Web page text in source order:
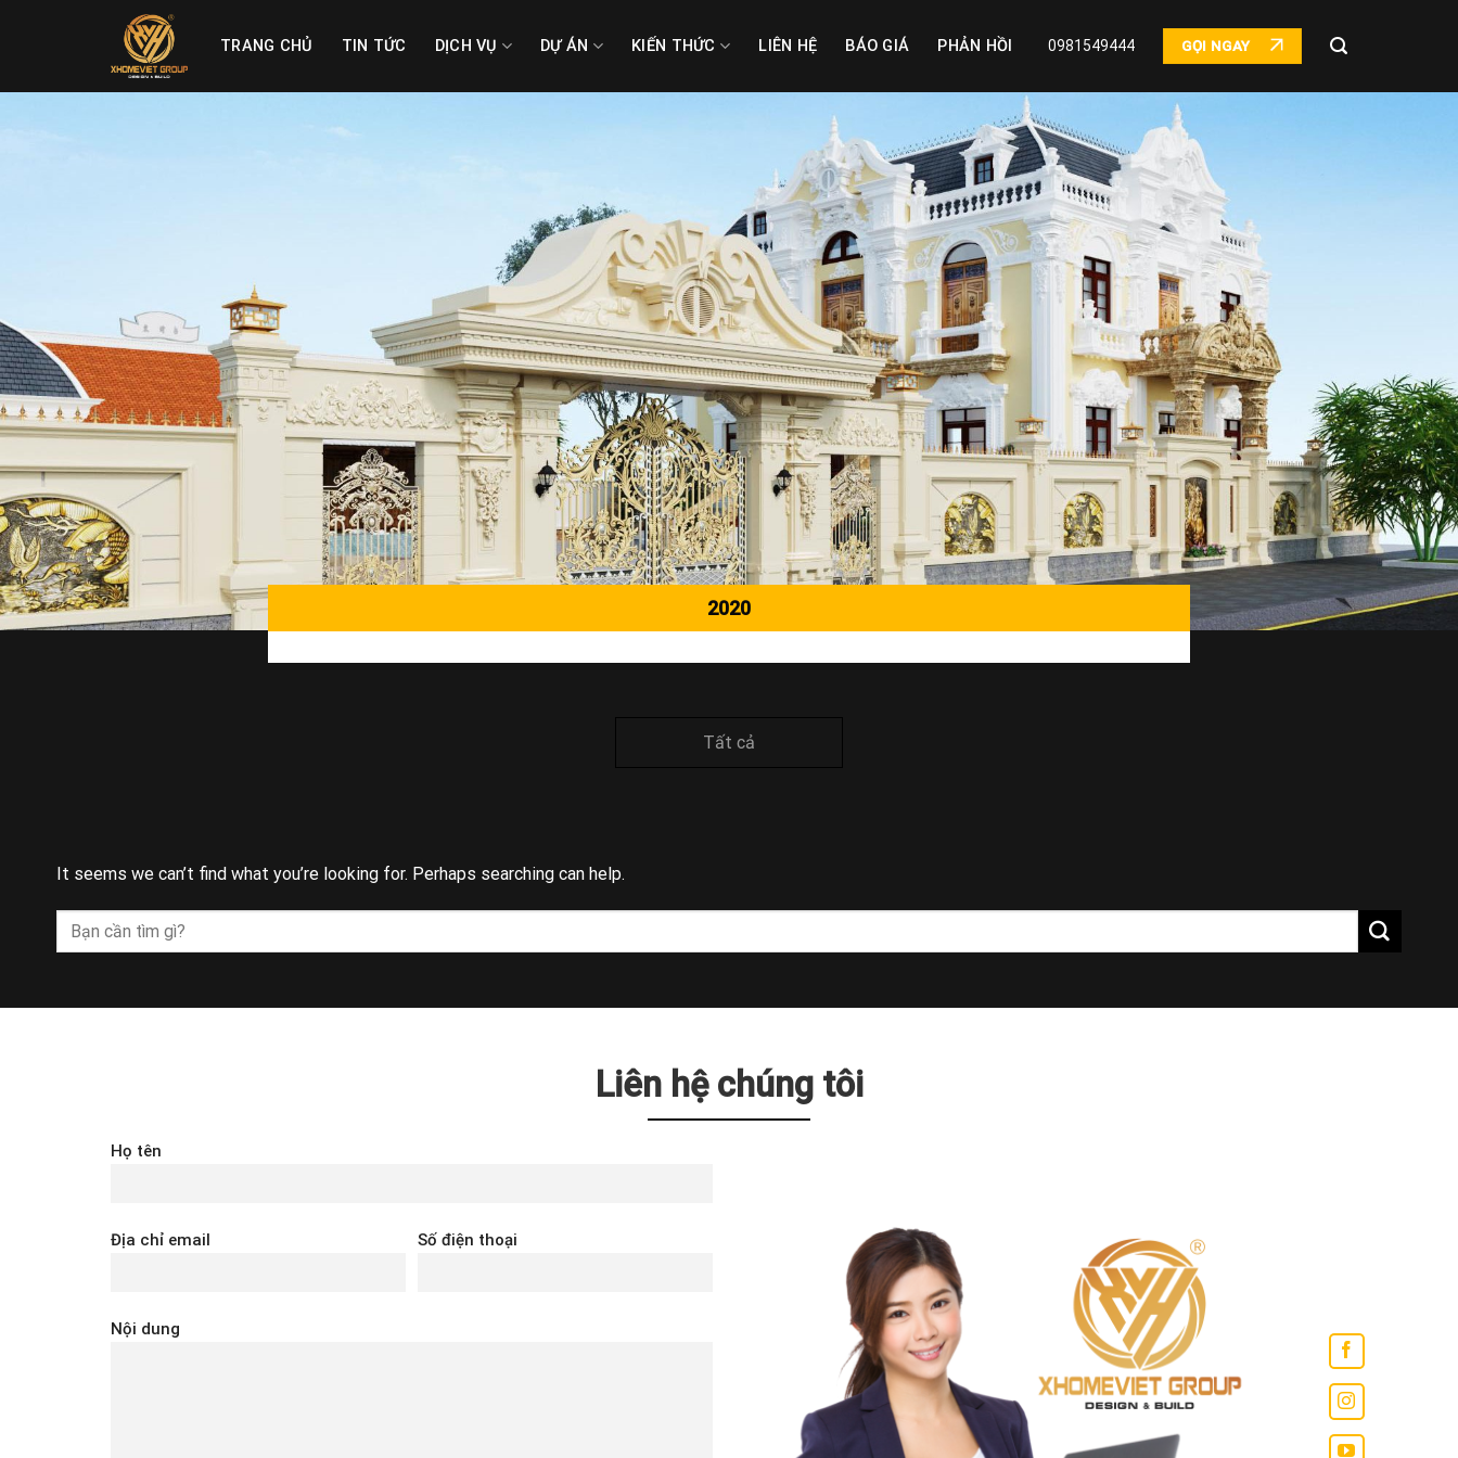
TRANG CHỦ TIN TỨC DỊCH VỤ DỰ ÁN KIẾN THỨC LIÊN HỆ BÁO GIÁ PHẢN HỒI 0981549444 GỌI NGAY
2020
Tất cả
It seems we can’t find what you’re looking for. Perhaps searching can help.
Liên hệ chúng tôi
Họ tên
Địa chỉ email Số điện thoại
Nội dung